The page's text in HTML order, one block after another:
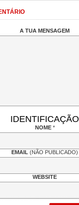
A TUA MENSAGEM
IDENTIFICAÇÃO
NOME *
EMAIL(NÃO PUBLICADO)
WEBSITE